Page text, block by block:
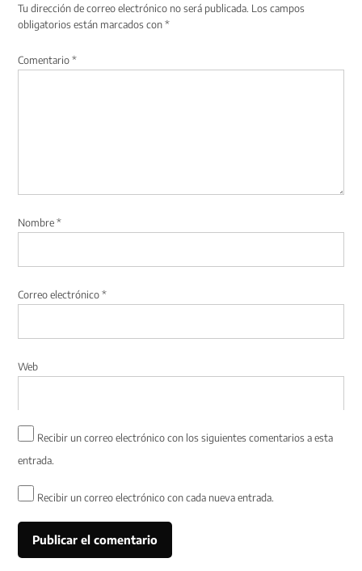
Tu dirección de correo electrónico no será publicada. Los campos
obligatorios están marcados con*
Comentario*
Nombre*
Correo electrónico*
Web
Recibir un correo electrónico con los siguientes comentarios a esta
entrada.
Recibir un correo electrónico con cada nueva entrada.